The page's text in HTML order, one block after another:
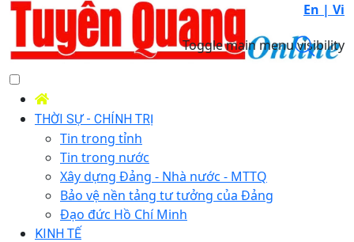
En | Vi
Toggle main menu visibility
THỜI SỰ - CHÍNH TRỊ
Tin trong tỉnh
Tin trong nước
Xây dựng Đảng - Nhà nước - MTTQ
Bảo vệ nền tảng tư tưởng của Đảng
Đạo đức Hồ Chí Minh
KINH TẾ